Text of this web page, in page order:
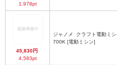
1,978pt
45,830円
4,583pt
ジャノメ
700K [電動ミシン]